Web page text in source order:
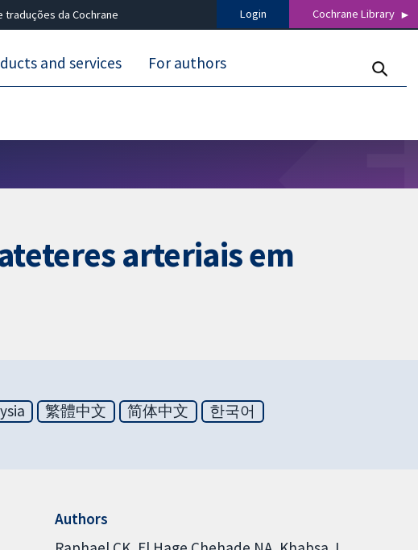
traduções da Cochrane Login Cochrane Library
and services For authors
arteriais em
繁體中文 简体中文
한국어
Authors